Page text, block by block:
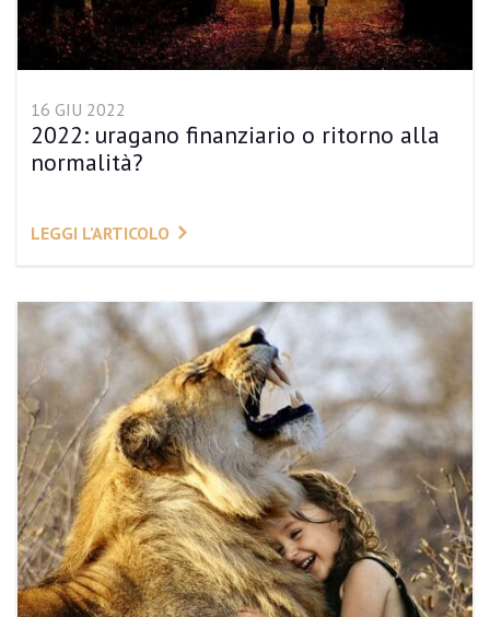
16 GIU 2022
2022: uragano finanziario o ritorno alla
normalità?
LEGGI L’ARTICOLO